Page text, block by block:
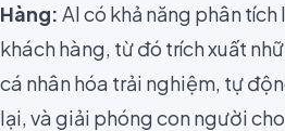
Hàng: AI có khả năng phân
khách hàng, từ đó trích xuất
cá nhân hóa trải nghiệm, tự
lại, và giải phóng con người